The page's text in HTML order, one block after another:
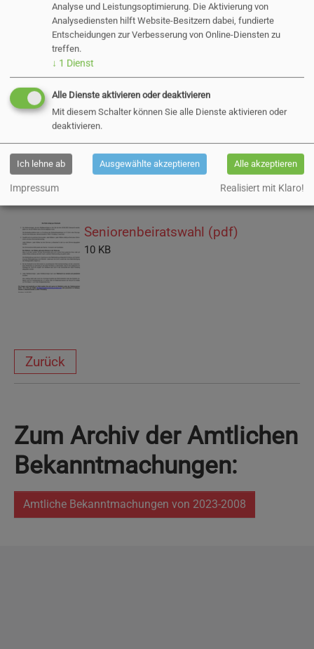
Öffentliche
Bekanntmachung
05.09.2023
Wahlbekanntmachung der Stadt Pinneberg zur
Seniorenbeiratswahl
Seniorenbeiratswahl (pdf)
10 KB
Zurück
Zum Archiv der Amtlichen
Bekanntmachungen:
Amtliche Bekanntmachungen von 2023-2008
Analyse und Leistungsoptimierung. Die Aktivierung von
Analysediensten hilft Website-Besitzern dabei, fundierte
Entscheidungen zur Verbesserung von Online-Diensten zu
treffen.
↓ 1 Dienst
Alle Dienste aktivieren oder deaktivieren
Mit diesem Schalter können Sie alle Dienste aktivieren oder
deaktivieren.
Ich lehne ab Ausgewählte akzeptieren Alle akzeptieren
Impressum Realisiert mit Klaro!